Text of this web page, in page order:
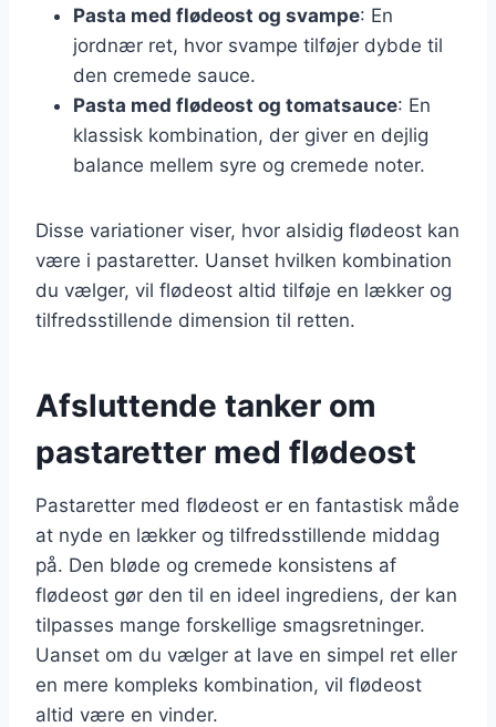
Pasta med flødeost og svampe: En
jordnær ret, hvor svampe tilføjer dybde til
den cremede sauce.
Pasta med flødeost og tomatsauce: En
klassisk kombination, der giver en dejlig
balance mellem syre og cremede noter.
Disse variationer viser, hvor alsidig flødeost kan
være i pastaretter. Uanset hvilken kombination
du vælger, vil flødeost altid tilføje en lækker og
tilfredsstillende dimension til retten.
Afsluttende tanker om
pastaretter med flødeost
Pastaretter med flødeost er en fantastisk måde
at nyde en lækker og tilfredsstillende middag
på. Den bløde og cremede konsistens af
flødeost gør den til en ideel ingrediens, der kan
tilpasses mange forskellige smagsretninger.
Uanset om du vælger at lave en simpel ret eller
en mere kompleks kombination, vil flødeost
altid være en vinder.